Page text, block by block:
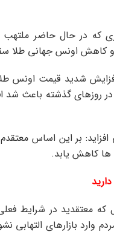
که در حال حاضر
و کاهش اونس جهانی طلا
شدید قیمت اونس
روزهای گذشته باعث شد
بر این اساس
ها کاهش یابد.
که معتقدید در شرایط
بازارهای التهابی